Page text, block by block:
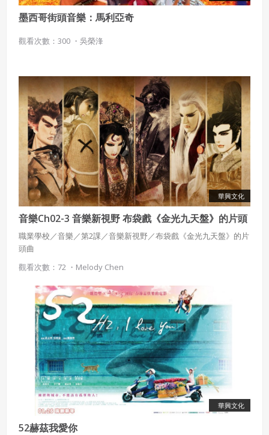
墨西哥街頭音樂：馬利亞奇
觀看次數：300 ・ 吳榮浲
華興文化
音樂Ch02-3 音樂新視野 布袋戲《金光九天盤》的片頭
曲
職業學校／音樂／第2課／音樂新視野／布袋戲《金光九天盤》的片
頭曲
觀看次數：72 ・ Melody Chen
華興文化
52赫茲我愛你